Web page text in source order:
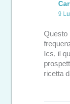
9
Questo
Ics, il
ricetta